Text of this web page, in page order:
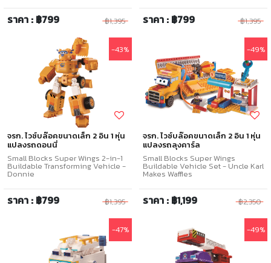
ราคา : ฿799 ฿1,395 ราคา : ฿799 ฿1,395
-43%
จรก. ไวซ์บล๊อคขนาดเล็ก 2 อิน 1 หุ่น
แปลงรถดอนนี่
Small Blocks Super Wings 2-in-1
Buildable Transforming Vehicle -
Donnie
ราคา : ฿799 ฿1,395
-49%
จรก. ไวซ์บล๊อคขนาดเล็ก 2 อิน 1 หุ่น
แปลงรถลุงคาร์ล
Small Blocks Super Wings
Buildable Vehicle Set - Uncle Karl
Makes Waffles
ราคา : ฿1,199 ฿2,350
-47% -49%